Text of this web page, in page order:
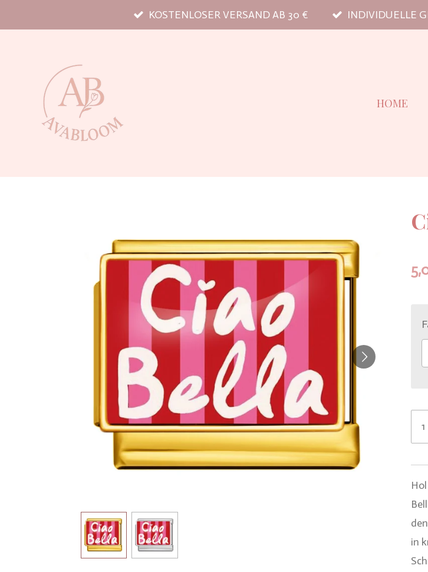
KOSTENLOSER VERSAND AB 30 € INDIVIDUELLE
HOME
in